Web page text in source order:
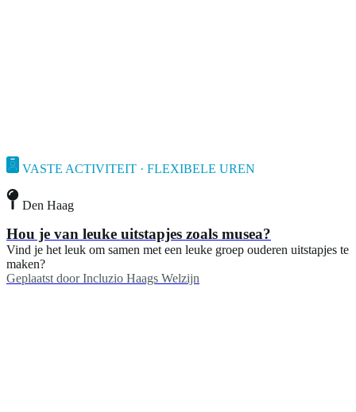
VASTE ACTIVITEIT · FLEXIBELE UREN
Den Haag
Hou je van leuke uitstapjes zoals musea?
Vind je het leuk om samen met een leuke groep ouderen uitstapjes te
maken?
Geplaatst door Incluzio Haags Welzijn